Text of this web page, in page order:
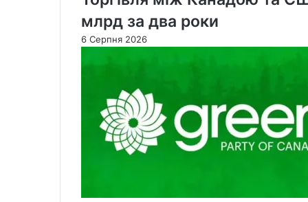
млрд за два роки
6 Серпня 2026